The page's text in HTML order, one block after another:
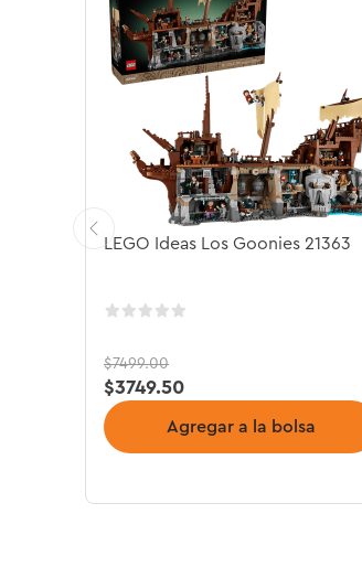
LEGO Ideas Los Goonies 21363
$7499.00
$3749.50
Agregar a la bolsa